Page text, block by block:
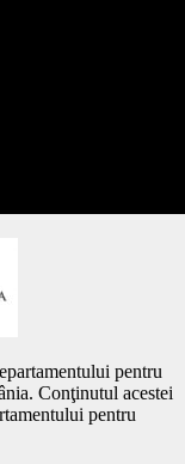
pentru
Conţinutul acestei
pentru